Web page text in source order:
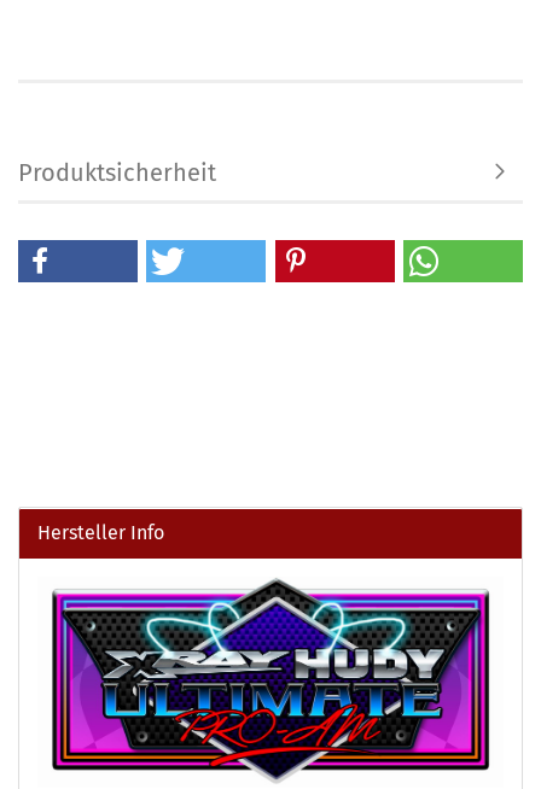
Produktsicherheit
Hersteller Info